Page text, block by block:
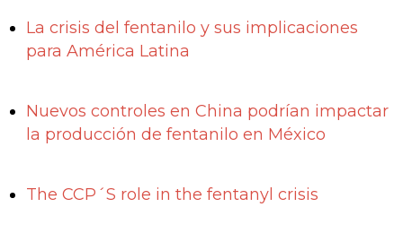
La crisis del fentanilo y sus implicaciones
para América Latina
Nuevos controles en China podrían impactar
la producción de fentanilo en México
The CCP´S role in the fentanyl crisis